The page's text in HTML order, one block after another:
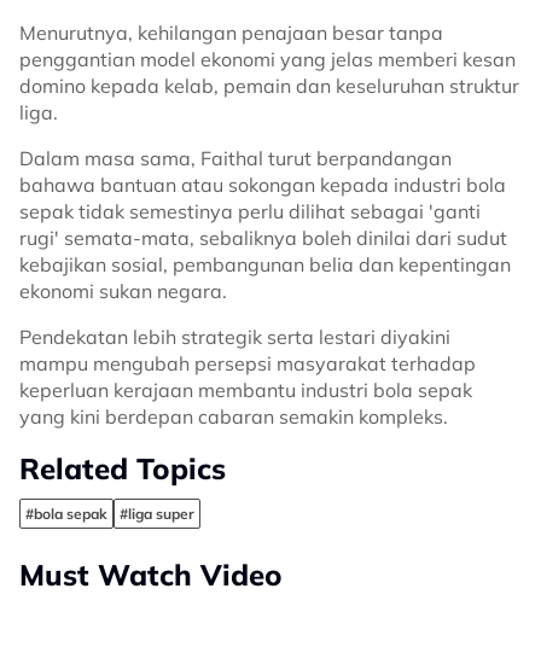
Menurutnya, kehilangan penajaan besar tanpa
penggantian model ekonomi yang jelas memberi kesan
domino kepada kelab, pemain dan keseluruhan struktur
liga.
Dalam masa sama, Faithal turut berpandangan
bahawa bantuan atau sokongan kepada industri bola
sepak tidak semestinya perlu dilihat sebagai 'ganti
rugi' semata-mata, sebaliknya boleh dinilai dari sudut
kebajikan sosial, pembangunan belia dan kepentingan
ekonomi sukan negara.
Pendekatan lebih strategik serta lestari diyakini
mampu mengubah persepsi masyarakat terhadap
keperluan kerajaan membantu industri bola sepak
yang kini berdepan cabaran semakin kompleks.
Related Topics
#bola sepak #liga super
Must Watch Video